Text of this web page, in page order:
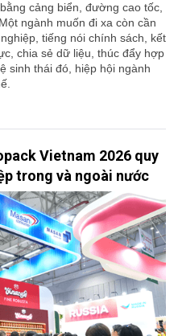
cảng biển, đường cao tốc,
ngành muốn đi xa còn cần
tiếng nói chính sách, kết
chia sẻ dữ liệu, thúc đẩy hợp
sinh thái đó, hiệp hội ngành
Vietnam 2026 quy
trong và ngoài nước